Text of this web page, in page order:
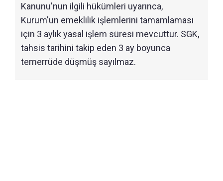
Kanunu'nun ilgili hükümleri uyarınca,
Kurum'un emeklilik işlemlerini tamamlaması
için 3 aylık yasal işlem süresi mevcuttur. SGK,
tahsis tarihini takip eden 3 ay boyunca
temerrüde düşmüş sayılmaz.